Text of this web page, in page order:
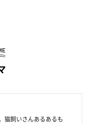
猫飼いさんあるあるも